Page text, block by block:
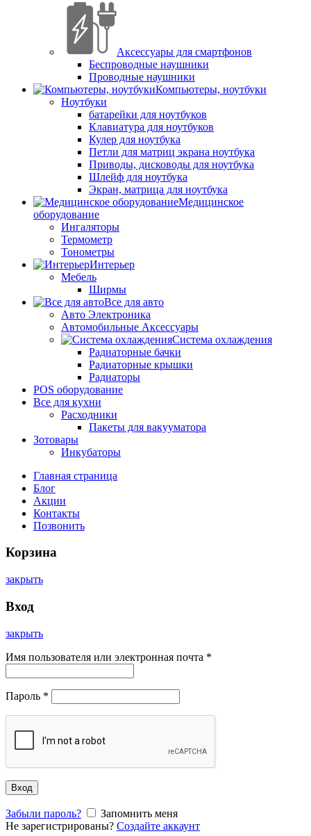
Аксессуары для смартфонов
Беспроводные наушники
Проводные наушники
Компьютеры, ноутбуки
Ноутбуки
батарейки для ноутбуков
Клавиатура для ноутбуков
Кулер для ноутбука
Петли для матриц экрана ноутбука
Приводы, дисководы для ноутбука
Шлейф для ноутбука
Экран, матрица для ноутбука
Медицинское
оборудование
Ингаляторы
Термометр
Тонометры
Интерьер
Мебель
Ширмы
Все для авто
Авто Электроника
Автомобильные Аксессуары
Система охлаждения
Радиаторные бачки
Радиаторные крышки
Радиаторы
POS оборудование
Все для кухни
Расходники
Пакеты для вакууматора
Зотовары
Инкубаторы
Главная страница
Блог
Акции
Контакты
Позвонить
Корзина
закрыть
Вход
закрыть
Имя пользователя или электронная почта *
Пароль *
Вход
Забыли пароль?
Запомнить меня
Не зарегистрированы? Создайте аккаунт